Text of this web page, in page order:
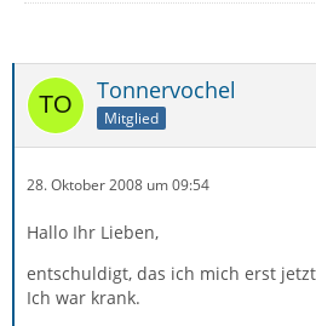
Tonnervochel
Mitglied
28. Oktober 2008 um 09:54
Hallo Ihr Lieben,
entschuldigt, das ich mich erst
Ich war krank.